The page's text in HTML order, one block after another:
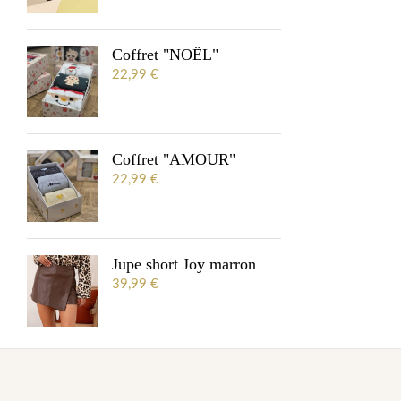
Coffret "NOËL"
22,99 €
Coffret "AMOUR"
22,99 €
Jupe short Joy marron
39,99 €